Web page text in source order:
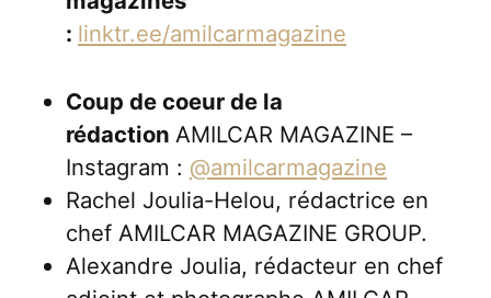
: linktr.ee/amilcarmagazine
Coup de coeur de la
rédaction AMILCAR MAGAZINE –
Instagram : @amilcarmagazine
Rachel Joulia-Helou, rédactrice en
chef AMILCAR MAGAZINE GROUP.
Alexandre Joulia, rédacteur en chef